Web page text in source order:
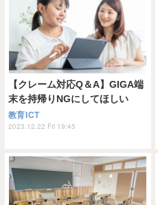
【クレーム対応Q＆A】GIGA端
末を持帰りNGにしてほしい
教育ICT
2023.12.22 Fri 19:45